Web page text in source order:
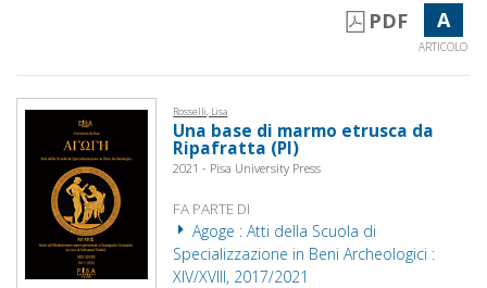
PDF A
ARTICOLO
Rosselli, Lisa
Una base di marmo etrusca da
Ripafratta (PI)
2021 - Pisa University Press
FA PARTE DI
Agoge : Atti della Scuola di
Specializzazione in Beni Archeologici :
XIV/XVIII, 2017/2021